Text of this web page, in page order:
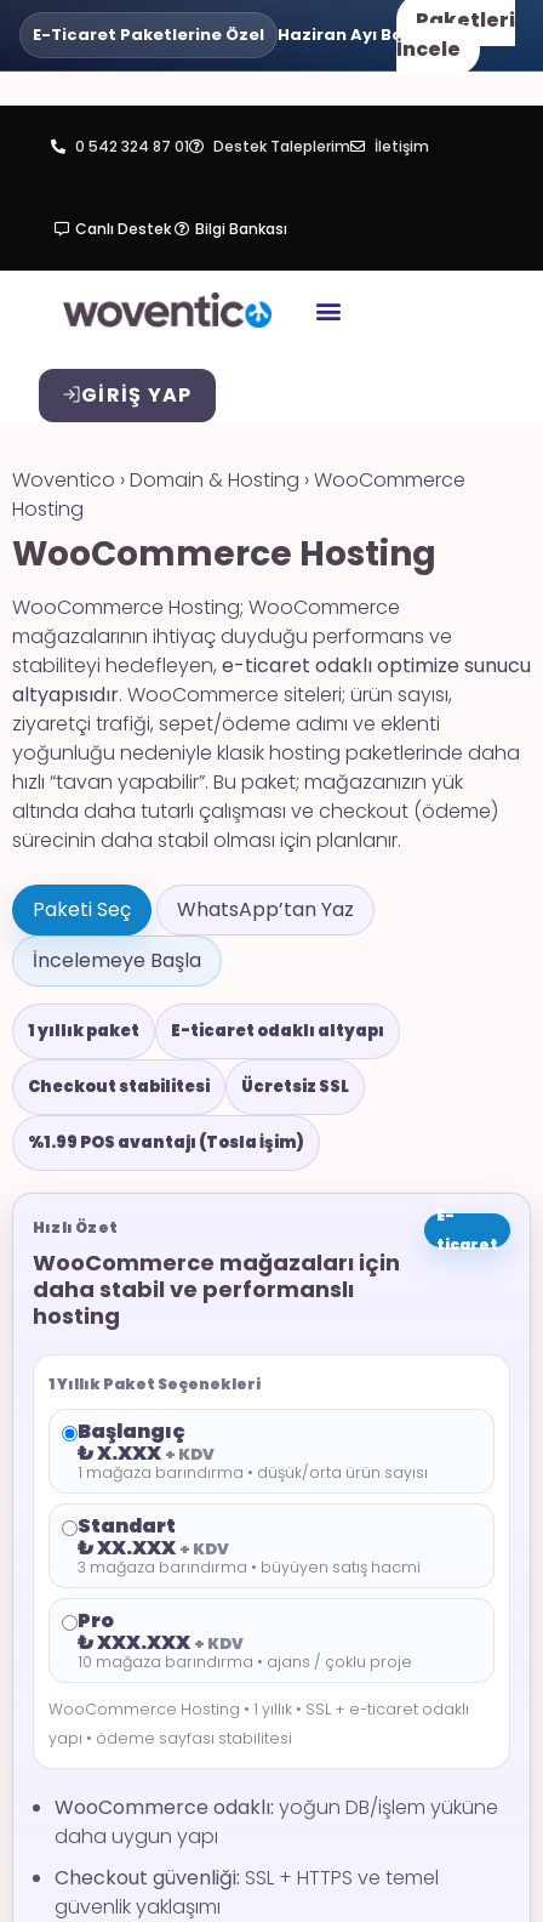
E-Ticaret Paketlerine Özel Haziran Ayı Boyunca 3 Taksit
Paketleri
İncele
0 542 324 87 01 Destek Taleplerim İletişim
Canlı Destek Bilgi Bankası
GIRIŞ YAP
Woventico ›Domain & Hosting ›WooCommerce
Hosting
WooCommerce Hosting
WooCommerce Hosting; WooCommerce
mağazalarının ihtiyaç duyduğu performans ve
stabiliteyi hedefleyen, e-ticaret odaklı optimize sunucu
altyapısıdır. WooCommerce siteleri; ürün sayısı,
ziyaretçi trafiği, sepet/ödeme adımı ve eklenti
yoğunluğu nedeniyle klasik hosting paketlerinde daha
hızlı “tavan yapabilir”. Bu paket; mağazanızın yük
altında daha tutarlı çalışması ve checkout (ödeme)
sürecinin daha stabil olması için planlanır.
Paketi Seç
WhatsApp’tan Yaz
İncelemeye Başla
1 yıllık paket E-ticaret odaklı altyapı
Checkout stabilitesi Ücretsiz SSL
%1.99 POS avantajı (Tosla İşim)
Hızlı Özet
WooCommerce mağazaları için
daha stabil ve performanslı
hosting
E-
ticaret
1 Yıllık Paket Seçenekleri
Başlangıç
₺ X.XXX + KDV
1 mağaza barındırma • düşük/orta ürün sayısı
Standart
₺ XX.XXX + KDV
3 mağaza barındırma • büyüyen satış hacmi
Pro
₺ XXX.XXX + KDV
10 mağaza barındırma • ajans / çoklu proje
WooCommerce Hosting • 1 yıllık • SSL + e-ticaret odaklı
yapı • ödeme sayfası stabilitesi
WooCommerce odaklı: yoğun DB/işlem yüküne
daha uygun yapı
Checkout güvenliği: SSL + HTTPS ve temel
güvenlik yaklaşımı